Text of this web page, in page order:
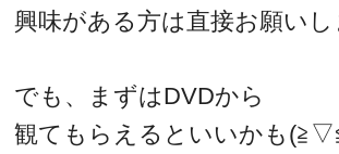
興味がある方は直接お願いし
でも、まずはDVDから
観てもらえるといいかも